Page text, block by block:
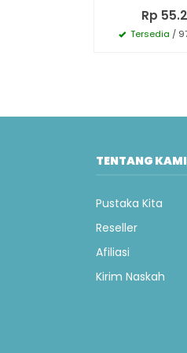
Rp
Tersedia /
TENTANG
Pustaka Kita
Reseller
Afiliasi
Kirim Naskah